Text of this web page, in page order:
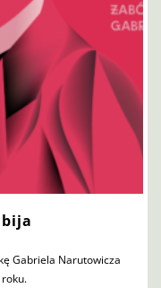
Gabriela Narutowicza